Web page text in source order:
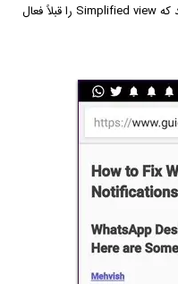
تپ کنید. توجه کنید که Simplified view را قبلاً فعال